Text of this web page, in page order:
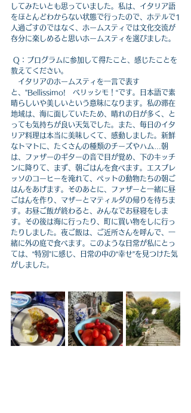
してみたいとも思っていました。私は、イタリア語
をほとんどわからない状態で行ったので、ホテルで1
人過ごすのではなく、ホームスティでは文化交流が
存分に楽しめると思いホームスティを選びました。
Q：プログラムに参加して得たこと、感じたことを
教えてください。
イタリアのホームスティを一言で表す
と、”Bellissimo!　ベリッシモ！“です。
日本語で素
晴らしいや美しいという意味になります。私の滞在
地域は、海に面していたため、晴れの日が多く、と
っても気持ちが良い天気でした。また、毎日のイタ
リア料理は本当に美味しくて、感動しました。新鮮
なトマトに、たくさんの種類のチーズやハム…朝
は、ファザーのギターの音で目が覚め、下のキッチ
ンに降りて、まず、朝ごはんを食べます。エスプレ
ッソのコーヒーを淹れて、ペットの動物たちの朝ご
はんをあげます。そのあとに、ファザーと一緒に昼
ごはんを作り、マザーとマティルダの帰りを待ちま
す。お昼ご飯が終わると、みんなでお昼寝をしま
す。その後は海に行ったり、町に買い物をしに行っ
たりしました。夜ご飯は、ご近所さんを呼んで、一
緒に外の庭で食べます。このような日常が私にとっ
ては、“特別”に感じ、日常の中の“幸せ”を見つけた気
がしました。